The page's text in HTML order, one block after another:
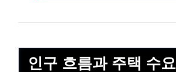
인구 흐름과 주택 수요